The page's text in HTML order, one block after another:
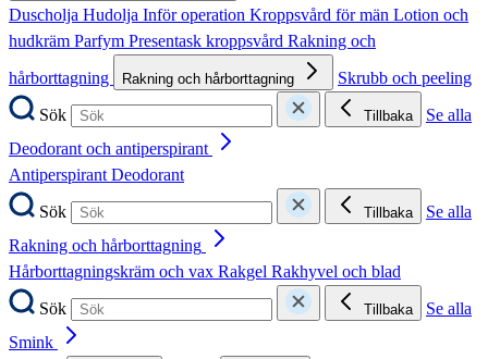
Duscholja Hudolja Inför operation Kroppsvård för män Lotion och
hudkräm Parfym Presentask kroppsvård Rakning och
hårborttagning
Rakning och hårborttagning
Skrubb och peeling
Sök
Tillbaka
Se alla
Deodorant och antiperspirant
AntiperspirantDeodorant
Sök
Tillbaka
Se alla
Rakning och hårborttagning
Hårborttagningskräm och vax Rakgel Rakhyvel och blad
Sök
Tillbaka
Se alla
Smink